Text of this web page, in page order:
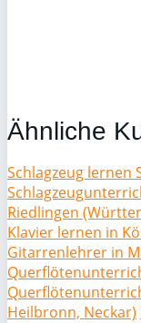
Ähnliche
Schlagzeug lernen
Riedlingen
Klavier lernen in
Gitarrenlehrer in
Heilbronn, Neckar)